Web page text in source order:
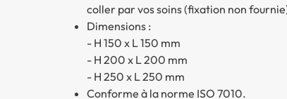
coller par vos soins (fixation non
Dimensions :
- H 150 x L 150 mm
- H 200 x L 200 mm
- H 250 x L 250 mm
Conforme à la norme ISO 7010.